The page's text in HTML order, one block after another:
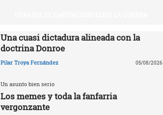
Una cuasi dictadura alineada con la
doctrina Donroe
Pilar Troya Fernández 05/08/2026
Un asunto bien serio
Los memes y toda la fanfarria
vergonzante